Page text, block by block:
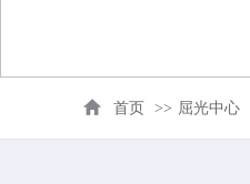
首页 >> 屈光中心